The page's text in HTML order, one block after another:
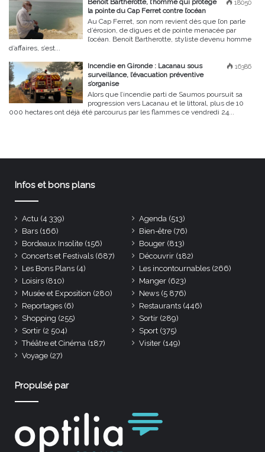
18050
la pointe du Cap Ferret contre l’océan
Au Cap Ferret, son nom revient dès que l’on parle
d’érosion, de digues et de pointe menacée par
l’océan. Benoît Bartherotte, styliste devenu homme
d’affaires, s’est...
16386
Incendie en Gironde : Lacanau sous
surveillance, l’évacuation préventive
s’organise
Alors que l’incendie parti de Saumos poursuit sa
progression vers Lacanau et le littoral, plus de 10
000 hectares ont déjà été parcourus par les flammes ce vendredi 24...
Infos et bons plans
Actu (4 339) Agenda (513)
Bars (166) Bien-être (76)
Bordeaux Insolite (156) Bouger (813)
Concerts et Festivals (687) Découvrir (182)
Les Bons Plans (4) Les incontournables (266)
Loisirs (810) Manger (623)
Musée et Exposition (280) News (5 876)
Reportages (6) Restaurants (446)
Shopping (255) Sortir (289)
Sortir (2 504) Sport (375)
Théâtre et Cinéma (187) Visiter (149)
Voyage (27)
Propulsé par